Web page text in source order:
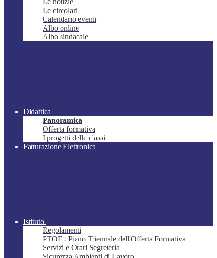
Le notizie
Le circolari
Calendario eventi
Albo online
Albo sindacale
Didattica
Panoramica
Offerta formativa
I progetti delle classi
Fatturazione Elettronica
Istituto
Regolamenti
PTOF - Piano Triennale dell'Offerta Formativa
Servizi e Orari Segreteria